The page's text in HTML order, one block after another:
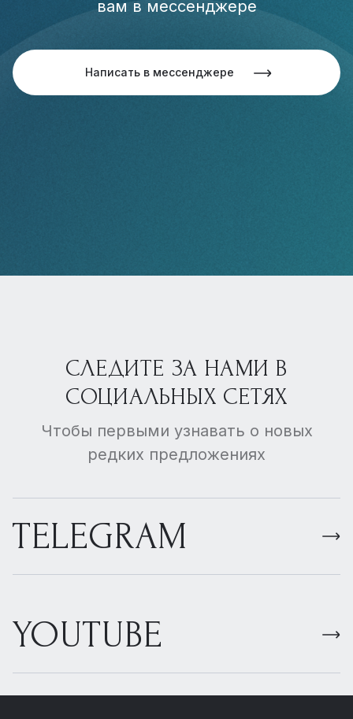
вам в мессенджере
Написать в мессенджере
СЛЕДИТЕ ЗА НАМИ В
СОЦИАЛЬНЫХ СЕТЯХ
Чтобы первыми узнавать о новых
редких предложениях
TELEGRAM
YOUTUBE